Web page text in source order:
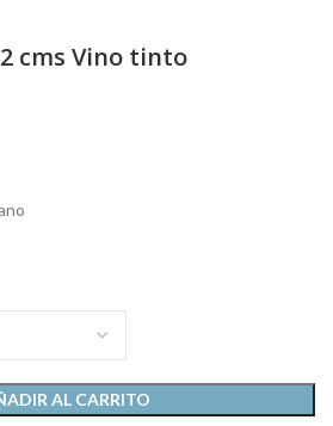
cms Vino tinto
AL CARRITO